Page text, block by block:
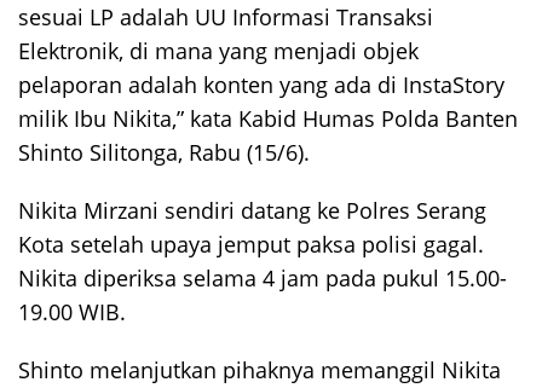
sesuai LP adalah UU Informasi Transaksi
Elektronik, di mana yang menjadi objek
pelaporan adalah konten yang ada di InstaStory
milik Ibu Nikita,” kata Kabid Humas Polda Banten
Shinto Silitonga, Rabu (15/6).
Nikita Mirzani sendiri datang ke Polres Serang
Kota setelah upaya jemput paksa polisi gagal.
Nikita diperiksa selama 4 jam pada pukul 15.00-
19.00 WIB.
Shinto melanjutkan pihaknya memanggil Nikita